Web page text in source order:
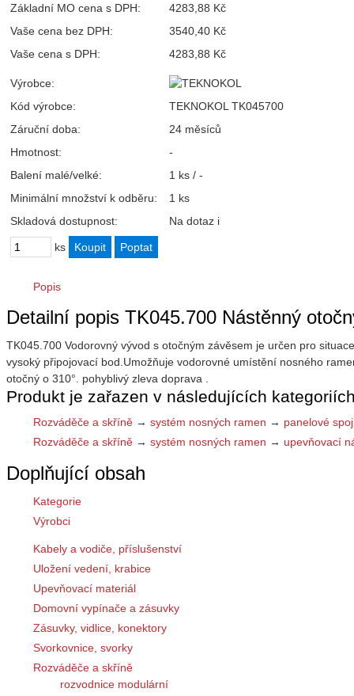
Základní MO cena s DPH:
4283,88 Kč
Vaše cena bez DPH:
3540,40 Kč
Vaše cena s DPH:
4283,88 Kč
Výrobce:
Kód výrobce:
TEKNOKOL TK045700
Záruční doba:
24 měsíců
Hmotnost:
-
Balení malé/velké:
1 ks / -
Minimální množství k odběru:
1 ks
Skladová dostupnost:
Na dotaz i
ks
Popis
Detailní popis TK045.700 Nástěnný
TK045.700 Vodorovný vývod s otočným závěsem je určen pro
vysoký připojovací bod.Umožňuje vodorovné umístění nosného
otočný o 310°. pohyblivý zleva doprava .
Produkt je zařazen v následujících
Rozváděče a skříně → systém nosných ramen → panelové
Rozváděče a skříně → systém nosných ramen → upevňovací
Doplňující obsah
Kategorie
Výrobci
Kabely a vodiče, příslušenství
Uložení vedení, krabice
Upevňovací materiál
Domovní vypínače a zásuvky
Zásuvky, vidlice, konektory
Svorkovnice, svorky
Rozváděče a skříně
rozvodnice modulární